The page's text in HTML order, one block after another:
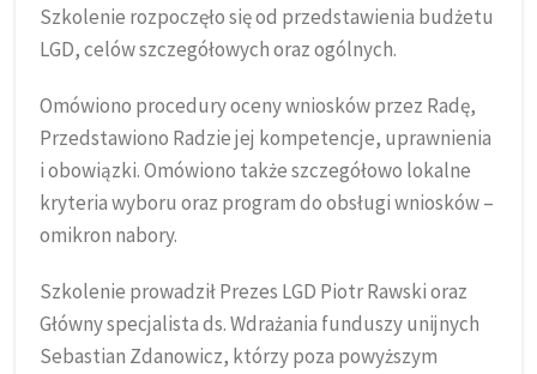
Szkolenie rozpoczęło się od przedstawienia budżetu
LGD, celów szczegółowych oraz ogólnych.
Omówiono procedury oceny wniosków przez Radę,
Przedstawiono Radzie jej kompetencje, uprawnienia
i obowiązki. Omówiono także szczegółowo lokalne
kryteria wyboru oraz program do obsługi wniosków –
omikron nabory.
Szkolenie prowadził Prezes LGD Piotr Rawski oraz
Główny specjalista ds. Wdrażania funduszy unijnych
Sebastian Zdanowicz, którzy poza powyższym